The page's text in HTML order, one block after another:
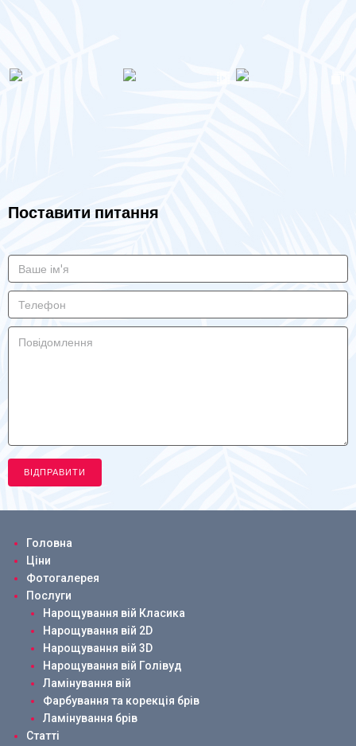
Поставити питання
Головна
Ціни
Фотогалерея
Послуги
Нарощування вій Класика
Нарощування вій 2D
Нарощування вій 3D
Нарощування вій Голівуд
Ламінування вій
Фарбування та корекція брів
Ламінування брів
Статті